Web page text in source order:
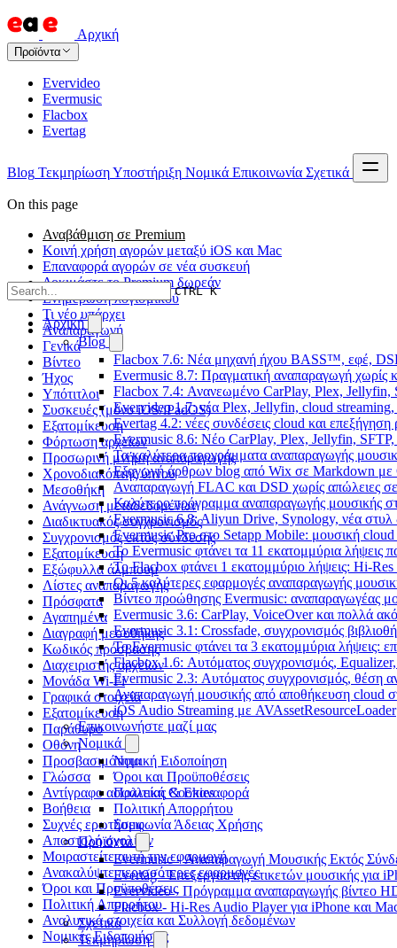
Αρχική
Προϊόντα
Evervideo
Evermusic
Flacbox
Evertag
Blog ΤεκμηρίωσηΥποστήριξη Νομικά Επικοινωνία Σχετικά
CTRL K
Αρχική
Blog
Flacbox 7.6: Νέα μηχανή ήχου BASS™, εφέ, DSP
Evermusic 8.7: Πραγματική αναπαραγωγή χωρίς
Flacbox 7.4: Ανανεωμένο CarPlay, Plex, Jellyfin,
Evervideo 1.7: νέα Plex, Jellyfin, cloud streaming,
Evertag 4.2: νέες συνδέσεις cloud και
Evermusic 8.6: Νέο CarPlay, Plex, Jellyfin, SFTP,
Τα καλύτερα προγράμματα αναπαραγωγής
Εξαγωγή άρθρων blog από Wix σε Markdown
Αναπαραγωγή FLAC και DSD χωρίς απώλειες
Καλύτερο πρόγραμμα αναπαραγωγής μουσικής
Evermusic 6.8: Aliyun Drive, Synology, νέα στυλ
Evermusic Pro στο Setapp Mobile: μουσική cloud
Το Evermusic φτάνει τα 11 εκατομμύρια λήψεις
Το Flacbox φτάνει 1 εκατομμύριο λήψεις: Hi-Res
Οι 5 καλύτερες εφαρμογές αναπαραγωγής
Βίντεο προώθησης Evermusic: αναπαραγωγέας
Evermusic 3.6: CarPlay, VoiceOver και πολλά
Evermusic 3.1: Crossfade, συγχρονισμός
Το Evermusic φτάνει τα 3 εκατομμύρια λήψεις:
Flacbox 1.6: Αυτόματος συγχρονισμός,
Evermusic 2.3: Αυτόματος συγχρονισμός, θέση
Αναπαραγωγή μουσικής από αποθήκευση cloud
iOS Audio Streaming με AVAssetResourceLoader
Επικοινωνήστε μαζί μας
Νομικά
Νομική Ειδοποίηση
Όροι και Προϋποθέσεις
Πολιτική Cookies
Πολιτική Απορρήτου
Συμφωνία Άδειας Χρήσης
Προϊόντα
Evermusic - Αναπαραγωγή Μουσικής Εκτός
Evertag - Επεξεργαστής ετικετών μουσικής για
Evervideo - Πρόγραμμα αναπαραγωγής βίντεο
Flacbox - Hi-Res Audio Player για iPhone και
Σχετικά
Τεκμηρίωση
On this page
Αναβάθμιση σε Premium
Κοινή χρήση αγορών μεταξύ iOS και Mac
Επαναφορά αγορών σε νέα συσκευή
Δοκιμάστε το Premium δωρεάν
Ενημέρωση λογισμικού
Τι νέο υπάρχει
Αναπαραγωγή
Γενικά
Βίντεο
Ήχος
Υπότιτλοι
Συσκευές (μόνο iOS/iPadOS)
Εξατομίκευση
Φόρτωση αρχείων
Προσωρινή μνήμη αναπαραγωγής
Χρονοδιακόπτης ύπνου
Μεσοθήκη
Ανάγνωση μεταδεδομένων
Διαδικτυακός συγχρονισμός
Συγχρονισμός εκτός σύνδεσης
Εξατομίκευση
Εξώφυλλα άλμπουμ
Λίστες αναπαραγωγής
Πρόσφατα
Αγαπημένα
Διαγραφή μεσοθήκης
Κωδικός πρόσβασης
Διαχειριστής αρχείων
Μονάδα Wi-Fi
Γραφικά στοιχεία
Εξατομίκευση
Παράθυρο
Οθόνη
Προσβασιμότητα
Γλώσσα
Αντίγραφο ασφαλείας & Επαναφορά
Βοήθεια
Συχνές ερωτήσεις
Αποστολή σχολίων
Μοιραστείτε αυτή την εφαρμογή
Ανακαλύψτε περισσότερες εφαρμογές
Όροι και Προϋποθέσεις
Πολιτική Απορρήτου
Αναλυτικά στοιχεία και Συλλογή δεδομένων
Νομικές Ειδοποιήσεις